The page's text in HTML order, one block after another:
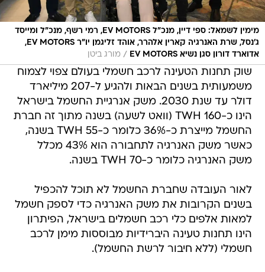
מימין לשמאל: ספי דיין, מנכ"ל EV MOTORS, רמי רשף, מנכ"ל ומייסד
ג'נסל, שרת האנרגיה קארין אלהרר, אוהד זליגמן יו"ר EV MOTORS,
אדוארד דורון סגן נשיא EV MOTORS
/ מורג ביטן
שוק תחנות הטעינה לרכב חשמלי בעולם צפוי לצמוח
משמעותית בשנים הבאות ולהגיע ל-207 מיליארד
דולר עד שנת 2030. משק אנרגיית החשמל בישראל
הינו כ-160 TWH (וואט לשעה) בשנה מתוך זה חברת
החשמל מייצרת כ-36% כלומר כ-55 TWH בשנה,
כאשר משק האנרגיה לתחבורה הוא 43% מכלל
משק האנרגיה כלומר כ-70 TWH בשנה.
לאור העובדה שחברת החשמל לא תוכל להכפיל
בשנים הקרובות את משק האנרגיה כדי לספק חשמל
למאות אלפים כלי רכב חשמלים בישראל, הפיתרון
הינו תחנות טעינה היברידיות מבוססות מימן לרכב
חשמלי (ללא חיבור לרשת החשמל).